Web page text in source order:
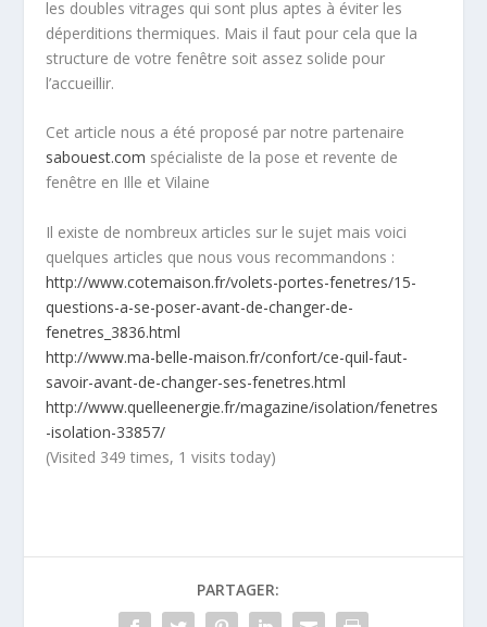
les doubles vitrages qui sont plus aptes à éviter les
déperditions thermiques. Mais il faut pour cela que la
structure de votre fenêtre soit assez solide pour
l’accueillir.
Cet article nous a été proposé par notre partenaire
sabouest.com spécialiste de la pose et revente de
fenêtre en Ille et Vilaine
Il existe de nombreux articles sur le sujet mais voici
quelques articles que nous vous recommandons :
http://www.cotemaison.fr/volets-portes-fenetres/15-
questions-a-se-poser-avant-de-changer-de-
fenetres_3836.html
http://www.ma-belle-maison.fr/confort/ce-quil-faut-
savoir-avant-de-changer-ses-fenetres.html
http://www.quelleenergie.fr/magazine/isolation/fenetres
-isolation-33857/
(Visited 349 times, 1 visits today)
PARTAGER: